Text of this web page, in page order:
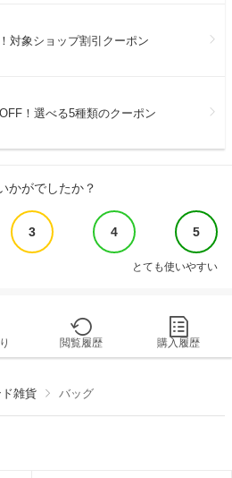
対象ショップ割引クーポン
！選べる5種類のクーポン
かがでしたか？
3 4 5
とても使いやすい
閲覧履歴 購入履歴
雑貨 バッグ